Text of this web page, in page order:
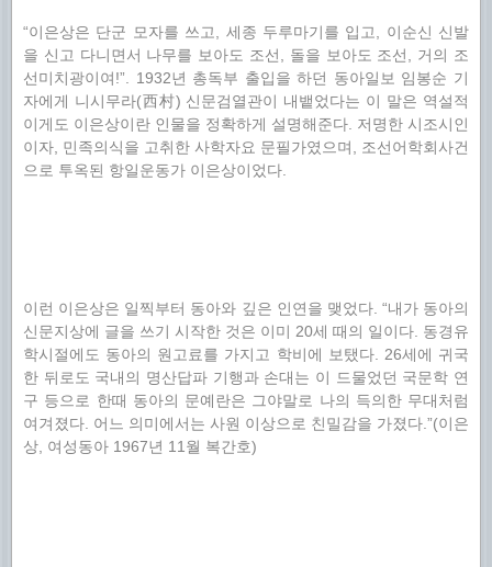
“이은상은 단군 모자를 쓰고, 세종 두루마기를 입고, 이순신 신발
을 신고 다니면서 나무를 보아도 조선, 돌을 보아도 조선, 거의 조
선미치광이여!”. 1932년 총독부 출입을 하던 동아일보 임봉순 기
자에게 니시무라(西村) 신문검열관이 내뱉었다는 이 말은 역설적
이게도 이은상이란 인물을 정확하게 설명해준다. 저명한 시조시인
이자, 민족의식을 고취한 사학자요 문필가였으며, 조선어학회사건
으로 투옥된 항일운동가 이은상이었다.
이런 이은상은 일찍부터 동아와 깊은 인연을 맺었다. “내가 동아의
신문지상에 글을 쓰기 시작한 것은 이미 20세 때의 일이다. 동경유
학시절에도 동아의 원고료를 가지고 학비에 보탰다. 26세에 귀국
한 뒤로도 국내의 명산답파 기행과 손대는 이 드물었던 국문학 연
구 등으로 한때 동아의 문예란은 그야말로 나의 득의한 무대처럼
여겨졌다. 어느 의미에서는 사원 이상으로 친밀감을 가졌다.”(이은
상, 여성동아 1967년 11월 복간호)